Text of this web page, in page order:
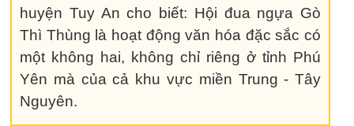
huyện Tuy An cho biết: Hội đua ngựa Gò
Thì Thùng là hoạt động văn hóa đặc sắc có
một không hai, không chỉ riêng ở tỉnh Phú
Yên mà của cả khu vực miền Trung - Tây
Nguyên.